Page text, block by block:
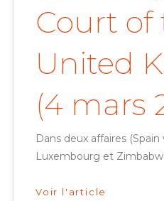
Court of
United
(4 mars
Dans deux affaires
Luxembourg et
Voir l'article